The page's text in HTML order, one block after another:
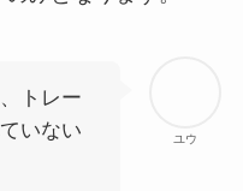
ユウ
トレー
いない